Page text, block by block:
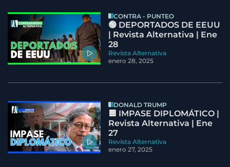
CONTRA - PUNTEO
🟢 DEPORTADOS DE EEUU
| Revista Alternativa | Ene
28
Revista Alternativa
enero 28, 2025
DONALD TRUMP
🟦 IMPASE DIPLOMÁTICO |
Revista Alternativa | Ene
27
Revista Alternativa
enero 27, 2025